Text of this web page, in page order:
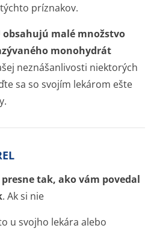
príznakov.
obsahujú malé množstvo
monohydrát
neznášanlivosti niektorých
sa so svojím lekárom ešte
tak, ako vám povedal
. Ak si nie
u svojho lekára alebo